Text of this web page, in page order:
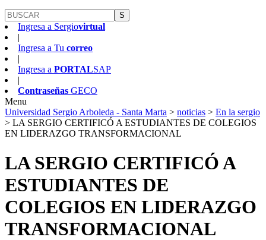
S
Ingresa a Sergiovirtual
Ingresa a Tu correo
Ingresa a PORTALSAP
Contraseñas GECO
Menu
Universidad Sergio Arboleda - Santa Marta > noticias > En la sergio
> LA SERGIO CERTIFICÓ A ESTUDIANTES DE COLEGIOS
EN LIDERAZGO TRANSFORMACIONAL
LA SERGIO CERTIFICÓ A
ESTUDIANTES DE
COLEGIOS EN LIDERAZGO
TRANSFORMACIONAL